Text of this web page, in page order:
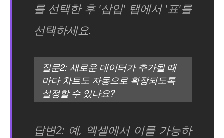
를 선택한 후 '삽입' 탭에서 '표'를
선택하세요.
질문2: 새로운 데이터가 추가될 때
마다 차트도 자동으로 확장되도록
설정할 수 있나요?
답변2: 예, 엑셀에서 이를 가능하